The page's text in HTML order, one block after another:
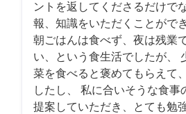
ントを返してくださるだけで
報、知識をいただくことがで
朝ごはんは食べず、夜は残業
い、という食生活でしたが、
菜を食べると褒めてもらえて
したし、 私に合いそうな食事
提案していただき、とても勉